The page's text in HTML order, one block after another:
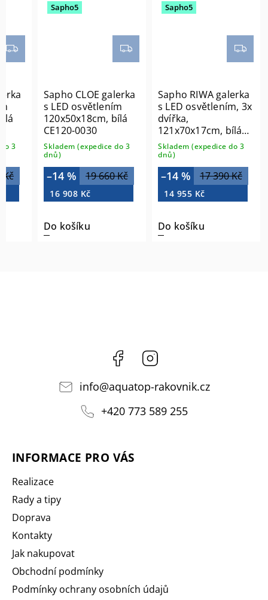
3
Kč
Sapho5
Sapho CLOE galerka
s LED osvětlením
120x50x18cm, bílá
CE120-0030
Skladem (expedice do 3
dnů)
19 660 Kč
–14 %
16 908 Kč
Do košíku
Sapho5
Sapho RIWA galerka
s LED osvětlením, 3x
dvířka,
121x70x17cm, bílá
lesk RIW120-0030
Skladem (expedice do 3
dnů)
17 390 Kč
–14 %
14 955 Kč
Do košíku
Facebook
info@aquatop-rakovnik.cz
+420 773 589 255
INFORMACE PRO VÁS
Realizace
Rady a tipy
Doprava
Kontakty
Jak nakupovat
Obchodní podmínky
Podmínky ochrany osobních údajů